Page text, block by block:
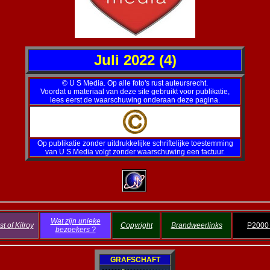
Juli 2022 (4)
© U S Media. Op alle foto's rust auteursrecht.
Voordat u materiaal van deze site gebruikt voor publikatie,
lees eerst de waarschuwing onderaan deze pagina.
Op publikatie zonder uitdrukkelijke schriftelijke toestemming
van U S Media volgt zonder waarschuwing een factuur.
of Kilroy
Wat zijn unieke
bezoekers ?
Copyright Brandweerlinks
GRAFSCHAFT